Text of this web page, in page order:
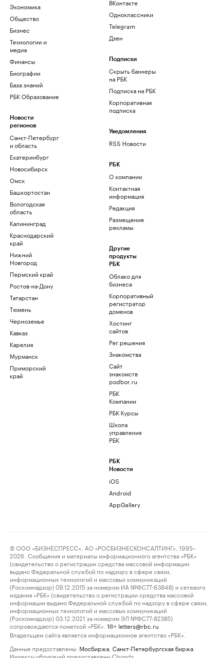
Экономика
Общество
Бизнес
Технологии и
медиа
Финансы
Биографии
База знаний
РБК Образование
Новости
регионов
Санкт-Петербург
и область
Екатеринбург
Новосибирск
Омск
Башкортостан
Вологодская
область
Калининград
Краснодарский
край
Нижний
Новгород
Пермский край
Ростов-на-Дону
Татарстан
Тюмень
Черноземье
Кавказ
Карелия
Мурманск
Приморский
край
ВКонтакте
Одноклассники
Telegram
Дзен
Подписки
Скрыть баннеры
на РБК
Подписка на РБК
Корпоративная
подписка
Уведомления
RSS Новости
РБК
О компании
Контактная
информация
Редакция
Размещение
рекламы
Другие
продукты
РБК
Облако для
бизнеса
Корпоративный
регистратор
доменов
Хостинг
сайтов
Рег.решения
Знакомства
Сайт
знакомств
podbor.ru
РБК
Компании
РБК Курсы
Школа
управления
РБК
РБК
Новости
iOS
Android
AppGallery
© ООО «БИЗНЕСПРЕСС», АО «РОСБИЗНЕСКОНСАЛТИНГ», 1995–
2026. Сообщения и материалы информационного агентства «РБК»
(свидетельство о регистрации средства массовой информации
выдано Федеральной службой по надзору в сфере связи,
информационных технологий и массовых коммуникаций
(Роскомнадзор) 09.12.2015 за номером ИА №ФС77-63848) и сетевого
издания «РБК» (свидетельство о регистрации средства массовой
информации выдано Федеральной службой по надзору в сфере связи,
информационных технологий и массовых коммуникаций
(Роскомнадзор) 03.12.2021 за номером ЭЛ №ФС77-82385)
сопровождаются пометкой «РБК».
18+ letters@rbc.ru
Владельцем сайта является информационное агентство «РБК».
Данные предоставлены: Мосбиржа Санкт-Петербургская биржа
Индексы облигаций предоставлены Cbonds.